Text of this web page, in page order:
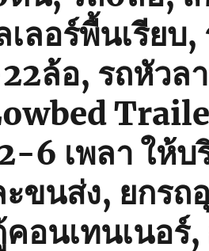
เลอร์พื้นเรียบ,
ล้อ, รถหัวล
6 เพลา ให้บ
ขนส่ง, ยกรถ
อนเทนเนอร์